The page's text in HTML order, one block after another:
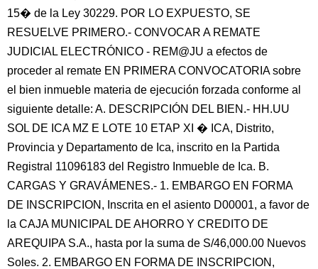
15� de la Ley 30229. POR LO EXPUESTO, SE
RESUELVE PRIMERO.- CONVOCAR A REMATE
JUDICIAL ELECTRÓNICO - REM@JU a efectos de
proceder al remate EN PRIMERA CONVOCATORIA sobre
el bien inmueble materia de ejecución forzada conforme al
siguiente detalle: A. DESCRIPCIÓN DEL BIEN.- HH.UU
SOL DE ICA MZ E LOTE 10 ETAP XI � ICA, Distrito,
Provincia y Departamento de Ica, inscrito en la Partida
Registral 11096183 del Registro Inmueble de Ica. B.
CARGAS Y GRAVÁMENES.- 1. EMBARGO EN FORMA
DE INSCRIPCION, Inscrita en el asiento D00001, a favor de
la CAJA MUNICIPAL DE AHORRO Y CREDITO DE
AREQUIPA S.A., hasta por la suma de S/46,000.00 Nuevos
Soles. 2. EMBARGO EN FORMA DE INSCRIPCION,